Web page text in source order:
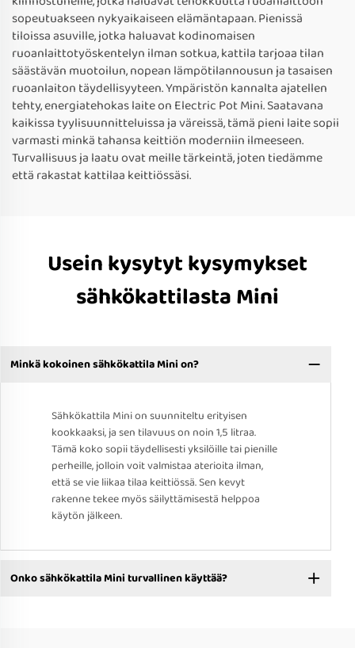
sopeutuakseen nykyaikaiseen elämäntapaan. Pienissä
tiloissa asuville, jotka haluavat kodinomaisen
ruoanlaittotyöskentelyn ilman sotkua, kattila tarjoaa tilan
säästävän muotoilun, nopean lämpötilannousun ja tasaisen
ruoanlaiton täydellisyyteen. Ympäristön kannalta ajatellen
tehty, energiatehokas laite on Electric Pot Mini. Saatavana
kaikissa tyylisuunnitteluissa ja väreissä, tämä pieni laite sopii
varmasti minkä tahansa keittiön moderniin ilmeeseen.
Turvallisuus ja laatu ovat meille tärkeintä, joten tiedämme
että rakastat kattilaa keittiössäsi.
Usein kysytyt kysymykset
sähkökattilasta Mini
Minkä kokoinen sähkökattila Mini on?
Sähkökattila Mini on suunniteltu erityisen
kookkaaksi, ja sen tilavuus on noin 1,5 litraa.
Tämä koko sopii täydellisesti yksilöille tai pienille
perheille, jolloin voit valmistaa aterioita ilman,
että se vie liikaa tilaa keittiössä. Sen kevyt
rakenne tekee myös säilyttämisestä helppoa
käytön jälkeen.
Onko sähkökattila Mini turvallinen käyttää?